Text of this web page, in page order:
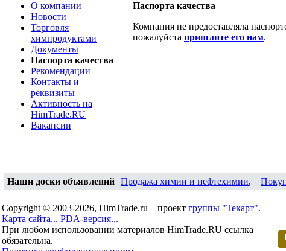
О компании
Новости
Торговля
химпродуктами
Документы
Паспорта качества
Рекомендации
Контакты и
реквизиты
Активность на
HimTrade.RU
Вакансии
Паспорта качества
Компания не предоставляла
пожалуйста пришлите его нам.
Наши доски объявлений Продажа химии и нефтехимии,
Copyright © 2003-2026, HimTrade.ru – проект группы "Текарт".
Карта сайта... PDA-версия...
При любом использовании материалов HimTrade.RU ссылка
обязательна.